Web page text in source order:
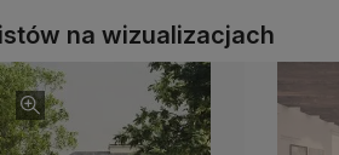
na wizualizacjach